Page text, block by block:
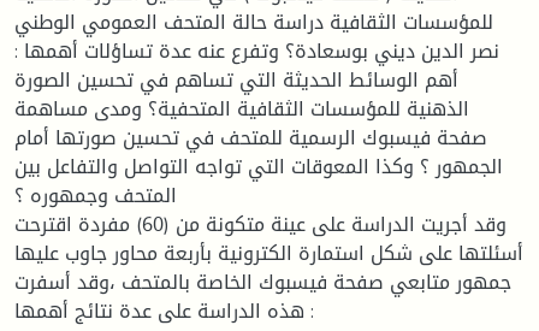
للمؤسسات الثقافية دراسة حالة المتحف العمومي الوطني
نصر الدين ديني بوسعادة؟ وتفرع عنه عدة تساؤلات أهمها :
أهم الوسائط الحديثة التي تساهم في تحسين الصورة
الذهنية للمؤسسات الثقافية المتحفية؟ ومدى مساهمة
صفحة فيسبوك الرسمية للمتحف في تحسين صورتها أمام
الجمهور ؟ وكذا المعوقات التي تواجه التواصل والتفاعل بين
المتحف وجمهوره ؟
وقد أجريت الدراسة على عينة متكونة من (60) مفردة اقترحت
أسئلتها على شكل استمارة الكترونية بأربعة محاور جاوب عليها
جمهور متابعي صفحة فيسبوك الخاصة بالمتحف ،وقد أسفرت
هذه الدراسة على عدة نتائج أهمها :